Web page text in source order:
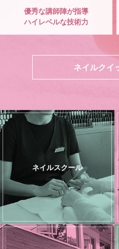
優秀な講師陣が指導
ハイレベルな技術力
ネイルクイ
ネイルスクール